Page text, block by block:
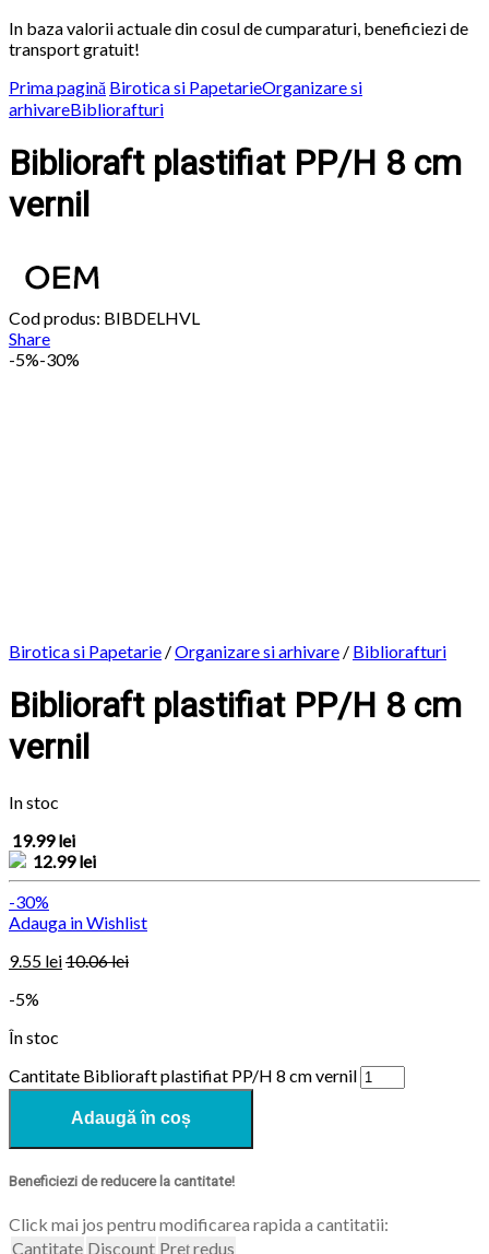
In baza valorii actuale din cosul de cumparaturi, beneficiezi de
transportgratuit!
Prima pagină Birotica si PapetarieOrganizare si
arhivareBibliorafturi
Biblioraft plastifiat PP/H 8 cm
vernil
Cod produs: BIBDELHVL
Share
-5%-30%
Birotica si Papetarie /Organizare si arhivare / Bibliorafturi
Biblioraft plastifiat PP/H 8 cm
vernil
In stoc
19.99 lei
12.99 lei
-30%
Adauga in Wishlist
9.55 lei10.06lei
-5%
În stoc
Cantitate Biblioraft plastifiat PP/H 8 cm vernil
Adaugă în coș
Beneficiezi de reducere la cantitate!
Click mai jos pentru modificarea rapida a cantitatii:
Cantitate Discount Preț redus